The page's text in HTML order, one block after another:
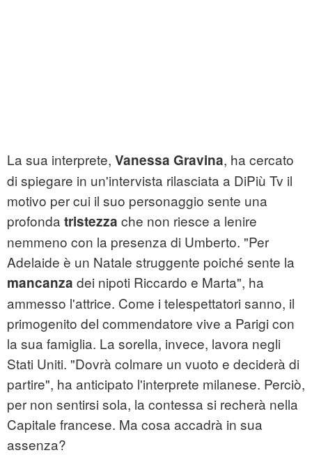
La sua interprete, Vanessa Gravina, ha cercato
di spiegare in un'intervista rilasciata a DiPiù Tv il
motivo per cui il suo personaggio sente una
profonda tristezza che non riesce a lenire
nemmeno con la presenza di Umberto. "Per
Adelaide è un Natale struggente poiché sente la
mancanza dei nipoti Riccardo e Marta", ha
ammesso l'attrice. Come i telespettatori sanno, il
primogenito del commendatore vive a Parigi con
la sua famiglia. La sorella, invece, lavora negli
Stati Uniti. "Dovrà colmare un vuoto e deciderà di
partire", ha anticipato l'interprete milanese. Perciò,
per non sentirsi sola, la contessa si recherà nella
Capitale francese. Ma cosa accadrà in sua
assenza?